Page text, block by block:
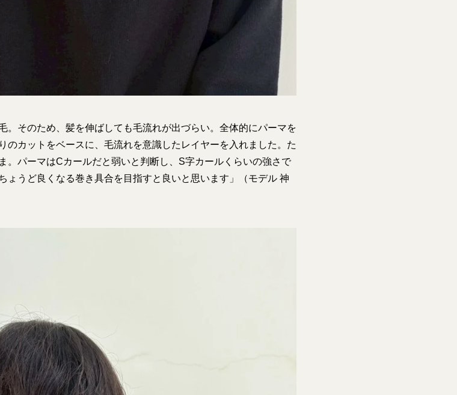
。そのため、髪を伸ばしても毛流れが出づらい。全体的にパーマを
のカットをベースに、毛流れを意識したレイヤーを入れました。た
。パーマはCカールだと弱いと判断し、S字カールくらいの強さで
ょうど良くなる巻き具合を目指すと良いと思います」（モデル 神